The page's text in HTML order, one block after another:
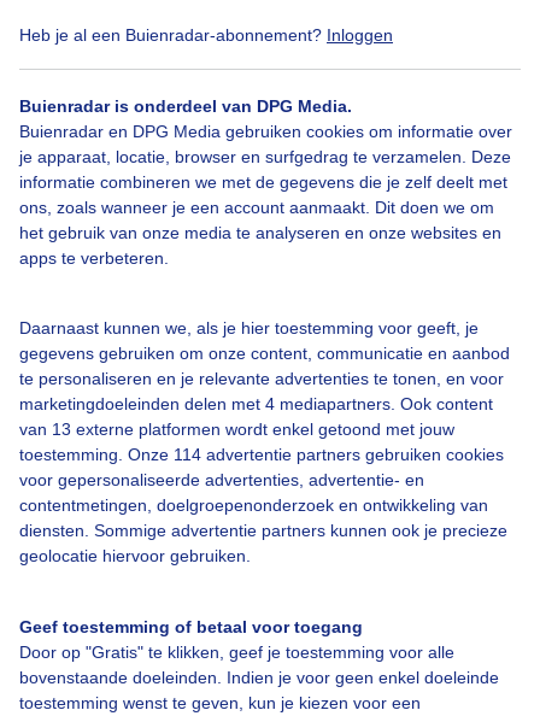
Heb je al een Buienradar-abonnement? Inloggen
Buienradar is onderdeel van DPG Media.
Buienradar en DPG Media gebruiken cookies om informatie over
je apparaat, locatie, browser en surfgedrag te verzamelen. Deze
informatie combineren we met de gegevens die je zelf deelt met
ons, zoals wanneer je een account aanmaakt. Dit doen we om
het gebruik van onze media te analyseren en onze websites en
apps te verbeteren.
Daarnaast kunnen we, als je hier toestemming voor geeft, je
gegevens gebruiken om onze content, communicatie en aanbod
te personaliseren en je relevante advertenties te tonen, en voor
marketingdoeleinden delen met 4 mediapartners. Ook content
van 13 externe platformen wordt enkel getoond met jouw
toestemming. Onze 114 advertentie partners gebruiken cookies
voor gepersonaliseerde advertenties, advertentie- en
contentmetingen, doelgroepenonderzoek en ontwikkeling van
diensten. Sommige advertentie partners kunnen ook je precieze
geolocatie hiervoor gebruiken.
Geef toestemming of betaal voor toegang
Door op "Gratis" te klikken, geef je toestemming voor alle
bovenstaande doeleinden. Indien je voor geen enkel doeleinde
toestemming wenst te geven, kun je kiezen voor een
Een moment geduld aub...
Over Buienradar
Bedrijfsgegevens
Veelgestelde vragen
Toegankelijkheid
Gebruikersvoorwaarden
Adverteren